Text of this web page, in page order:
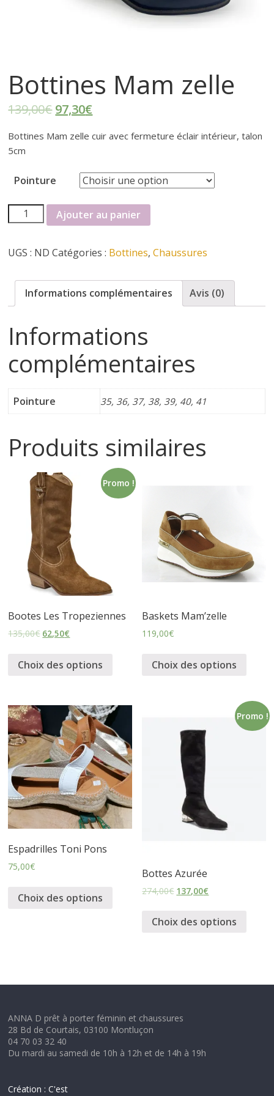
r
ê
t
à
p
o
r
t
e
r
f
é
m
n
e
c
h
a
u
s
s
e
s
Bottines Mam zelle
139,00€ 97,30€
Bottines Mam zelle cuir avec fermeture éclair intérieur, talon
5cm
Pointure
quantité
de
Mam
Ajouter au panier
UGS : ND Catégories : Bottines,Chaussures
Informations complémentaires Avis (0)
Informations
complémentaires
Pointure 35, 36, 37, 38, 39, 40, 41
Produits similaires
Promo !
Bootes Les Tropeziennes
135,00€ 62,50€
Choix des options
Baskets Mam’zelle
119,00€
Choix des options
Espadrilles Toni Pons
75,00€
Choix des options
Promo !
Bottes Azurée
274,00€ 137,00€
Choix des options
ANNA D prêt à porter féminin et chaussures
28 Bd de Courtais, 03100 Montluçon
04 70 03 32 40
Du mardi au samedi de 10h à 12h et de 14h à 19h
Création : C'est